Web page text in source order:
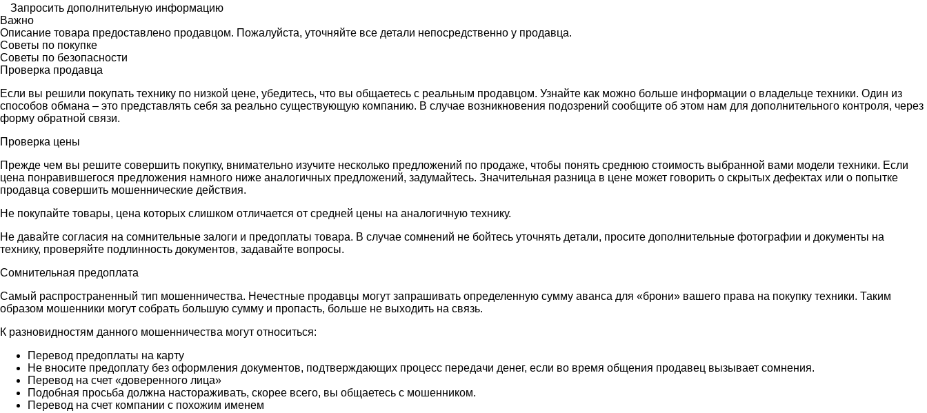
Запросить дополнительную информацию
Важно
Описание товара предоставлено продавцом. Пожалуйста, уточняйте все детали непосредственно у продавца.
Советы по покупке
Советы по безопасности
Проверка продавца
Если вы решили покупать технику по низкой цене, убедитесь, что вы общаетесь с реальным продавцом. Узнайте как можно больше информации о владельце техники. Один из
способов обмана – это представлять себя за реально существующую компанию. В случае возникновения подозрений сообщите об этом нам для дополнительного контроля, через
форму обратной связи.
Проверка цены
Прежде чем вы решите совершить покупку, внимательно изучите несколько предложений по продаже, чтобы понять среднюю стоимость выбранной вами модели техники. Если
цена понравившегося предложения намного ниже аналогичных предложений, задумайтесь. Значительная разница в цене может говорить о скрытых дефектах или о попытке
продавца совершить мошеннические действия.
Не покупайте товары, цена которых слишком отличается от средней цены на аналогичную технику.
Не давайте согласия на сомнительные залоги и предоплаты товара. В случае сомнений не бойтесь уточнять детали, просите дополнительные фотографии и документы на
технику, проверяйте подлинность документов, задавайте вопросы.
Сомнительная предоплата
Самый распространенный тип мошенничества. Нечестные продавцы могут запрашивать определенную сумму аванса для «брони» вашего права на покупку техники. Таким
образом мошенники могут собрать большую сумму и пропасть, больше не выходить на связь.
К разновидностям данного мошенничества могут относиться:
Перевод предоплаты на карту
Не вносите предоплату без оформления документов, подтверждающих процесс передачи денег, если во время общения продавец вызывает сомнения.
Перевод на счет «доверенного лица»
Подобная просьба должна настораживать, скорее всего, вы общаетесь с мошенником.
Перевод на счет компании с похожим именем